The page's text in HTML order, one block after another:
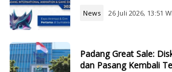
News 26 Juli 2026, 13:51
Padang Great Sale:
dan Pasang Kembali